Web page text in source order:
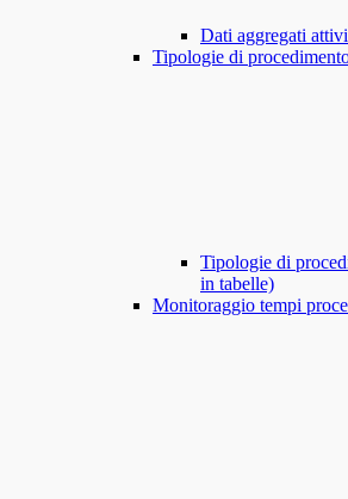
Dati aggregati
Tipologie di
Tipologie di
in tabelle)
Monitoraggio tempi